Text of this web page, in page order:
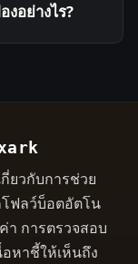
อย่างไร?
ยวกับการช่วย
โฟลว์บ็อตอัตโน
า การตรวจสอบ
หาชี้ให้เห็นถึง